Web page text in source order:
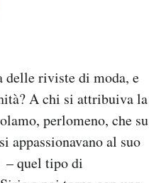
delle riviste di moda, e
A chi si attribuiva la
perlomeno, che su
appassionavano al suo
– quel tipo di